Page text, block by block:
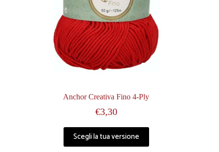
Anchor Creativa Fino 4-Ply
€3,30
Scegli la tua versione